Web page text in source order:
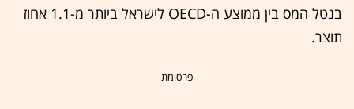
בנטל המס בין ממוצע ה-OECD לישראל ביותר מ-1.1 אחוז
תוצר.
- פרסומת -